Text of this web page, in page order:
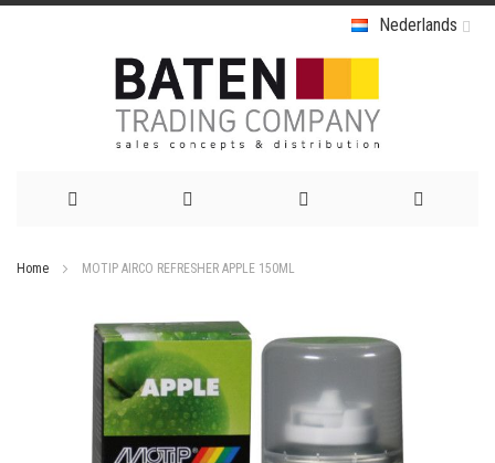
Nederlands
Home MOTIP AIRCO REFRESHER APPLE 150ML
afbeeldingen-